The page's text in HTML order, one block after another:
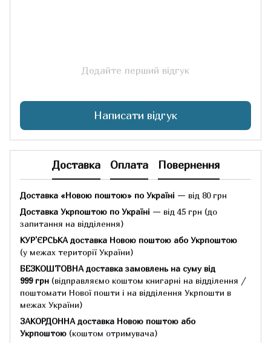
Додайте перший відгук
Написати відгук
Доставка Оплата Повернення
Доставка «Новою поштою» по Україні — від 80 грн
Доставка Укрпоштою по Україні — від 45 грн (до
запитання на відділення)
КУР'ЄРСЬКА доставка Новою поштою або Укрпоштою
(у межах території України)
БЕЗКОШТОВНА доставка замовлень на суму від
999 грн (відправляємо коштом книгарні на відділення /
поштомати Нової пошти і на відділення Укрпошти в
межах України)
ЗАКОРДОННА доставка Новою поштою або
Укрпоштою (коштом отримувача)